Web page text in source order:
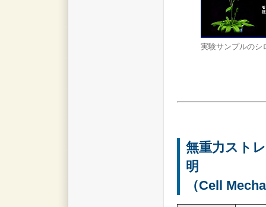
実験サンプルのシ
無重力スト
明
（Cell